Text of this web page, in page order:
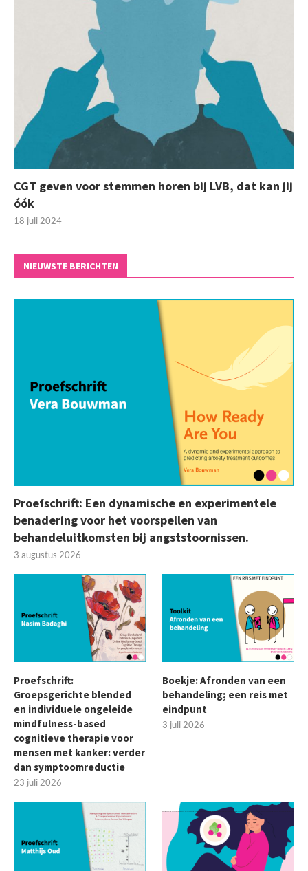
CGT geven voor stemmen horen bij LVB, dat kan jij
óók
18 juli 2024
NIEUWSTE BERICHTEN
Proefschrift: Een dynamische en experimentele
benadering voor het voorspellen van
behandeluitkomsten bij angststoornissen.
3 augustus 2026
Proefschrift:
Groepsgerichte blended
en individuele ongeleide
mindfulness-based
cognitieve therapie voor
mensen met kanker: verder
dan symptoomreductie
23 juli 2026
Boekje: Afronden van een
behandeling; een reis met
eindpunt
3 juli 2026